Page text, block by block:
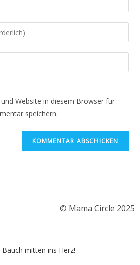
Website in diesem Browser für
speichern.
© Mama Circle 2025